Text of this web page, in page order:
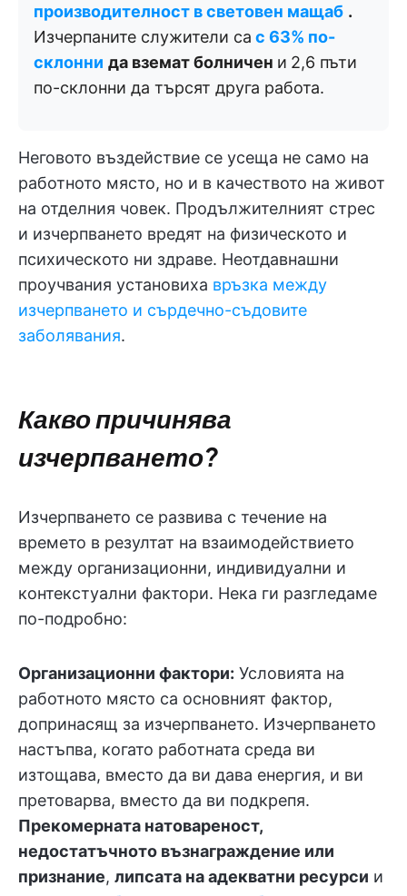
производителност в световен мащаб .
Изчерпаните служители са с 63% по-
склонни да вземат болничен и 2,6 пъти
по-склонни да търсят друга работа.
Неговото въздействие се усеща не само на
работното място, но и в качеството на живот
на отделния човек. Продължителният стрес
и изчерпването вредят на физическото и
психическото ни здраве. Неотдавнашни
проучвания установиха връзка между
изчерпването и сърдечно-съдовите
заболявания.
Какво причинява
изчерпването?
Изчерпването се развива с течение на
времето в резултат на взаимодействието
между организационни, индивидуални и
контекстуални фактори. Нека ги разгледаме
по-подробно:
Организационни фактори: Условията на
работното място са основният фактор,
допринасящ за изчерпването. Изчерпването
настъпва, когато работната среда ви
изтощава, вместо да ви дава енергия, и ви
претоварва, вместо да ви подкрепя.
Прекомерната натовареност,
недостатъчното възнаграждение или
признание, липсата на адекватни ресурси и